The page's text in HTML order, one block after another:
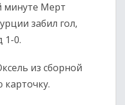
минуте Мерт
забил гол,
1-0.
из сборной